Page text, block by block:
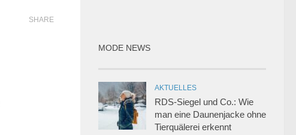
SHARE
MODE NEWS
AKTUELLES
RDS-Siegel und Co.: Wie
man eine Daunenjacke ohne
Tierquälerei erkennt